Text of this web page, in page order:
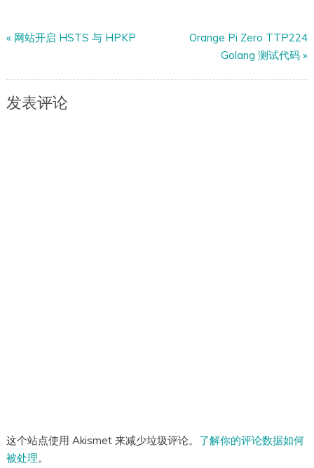
« 网站开启 HSTS 与 HPKP
Orange Pi Zero TTP224
Golang 测试代码 »
发表评论
这个站点使用 Akismet 来减少垃圾评论。 了解你的评论数据如何
被处理。